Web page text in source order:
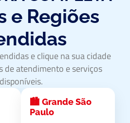
e Regiões
e clique na sua cidade
de atendimento e serviços
disponíveis.
🏙️ Grande São
Paulo